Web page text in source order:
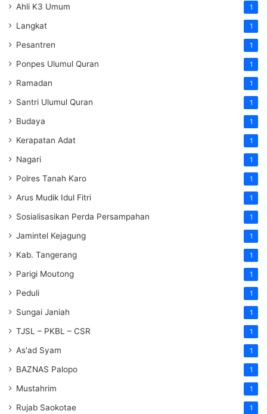
Ahli K3 Umum 1
Langkat 1
Pesantren 1
Ponpes Ulumul Quran 1
Ramadan 1
Santri Ulumul Quran 1
Budaya 1
Kerapatan Adat 1
Nagari 1
Polres Tanah Karo 1
Arus Mudik Idul Fitri 1
Sosialisasikan Perda Persampahan 1
Jamintel Kejagung 1
Kab. Tangerang 1
Parigi Moutong 1
Peduli 1
Sungai Janiah 1
TJSL – PKBL – CSR 1
As'ad Syam 1
BAZNAS Palopo 1
Mustahrim 1
Rujab Saokotae 1